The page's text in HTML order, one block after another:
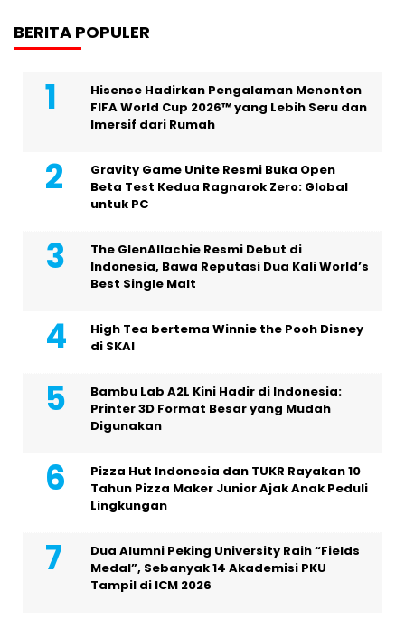
BERITA POPULER
Hisense Hadirkan Pengalaman Menonton
FIFA World Cup 2026™ yang Lebih Seru dan
Imersif dari Rumah
Gravity Game Unite Resmi Buka Open
Beta Test Kedua Ragnarok Zero: Global
untuk PC
The GlenAllachie Resmi Debut di
Indonesia, Bawa Reputasi Dua Kali World’s
Best Single Malt
High Tea bertema Winnie the Pooh Disney
di SKAI
Bambu Lab A2L Kini Hadir di Indonesia:
Printer 3D Format Besar yang Mudah
Digunakan
Pizza Hut Indonesia dan TUKR Rayakan 10
Tahun Pizza Maker Junior Ajak Anak Peduli
Lingkungan
Dua Alumni Peking University Raih “Fields
Medal”, Sebanyak 14 Akademisi PKU
Tampil di ICM 2026